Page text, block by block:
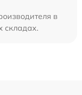
в
складах.